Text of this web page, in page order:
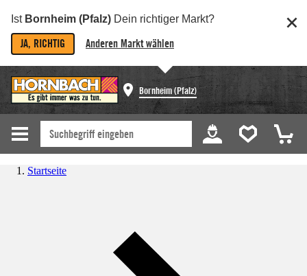
Ist Bornheim (Pfalz) Dein richtiger Markt?
JA, RICHTIG Anderen Markt wählen
Bornheim (Pfalz)
Startseite